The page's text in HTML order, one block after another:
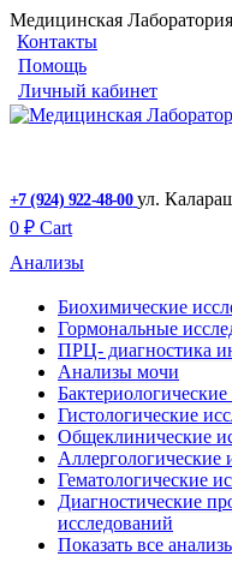
Медицинская
Контакты
Помощь
Личный кабинет
+7 (924) 922-48-00 ул.
0 ₽ Cart
Анализы
Биохимические
Гормональные
ПРЦ- диагностика
Анализы мочи
Гистологические
Общеклинические
Аллергологические
Гематологические
Диагностические
исследований
Показать все